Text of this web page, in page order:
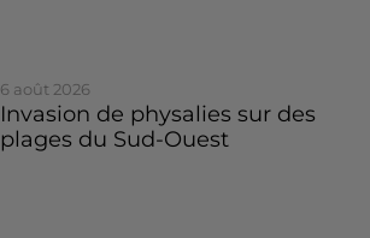
6 août 2026
Invasion de physalies sur des
plages du Sud-Ouest